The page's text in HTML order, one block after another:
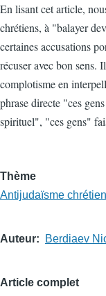
En lisant cet article,
chrétiens, à "balayer
certaines accusations
récuser avec bon sens.
complotisme en
phrase directe "ces
spirituel", "ces gens"
Thème
Antijudaïsme chrétien
Auteur Berdiaev
Article complet